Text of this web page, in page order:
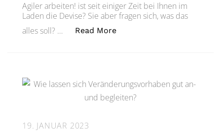
Agiler arbeiten! ist seit einiger Zeit bei Ihnen im
Laden die Devise? Sie aber fragen sich, was das
alles soll? …
Read More„Agilität – nur ein
19. JANUAR 2023